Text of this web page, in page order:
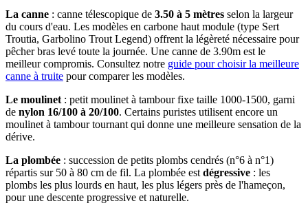
La canne : canne télescopique de 3.50 à 5 mètres selon la largeur
du cours d'eau. Les modèles en carbone haut module (type Sert
Troutia, Garbolino Trout Legend) offrent la légèreté nécessaire pour
pêcher bras levé toute la journée. Une canne de 3.90m est le
meilleur compromis. Consultez notre guide pour choisir la meilleure
canne à truite pour comparer les modèles.
Le moulinet : petit moulinet à tambour fixe taille 1000-1500, garni
de nylon 16/100 à 20/100. Certains puristes utilisent encore un
moulinet à tambour tournant qui donne une meilleure sensation de la
dérive.
La plombée : succession de petits plombs cendrés (n°6 à n°1)
répartis sur 50 à 80 cm de fil. La plombée est dégressive : les
plombs les plus lourds en haut, les plus légers près de l'hameçon,
pour une descente progressive et naturelle.